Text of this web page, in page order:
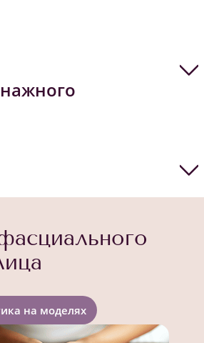
на моделях